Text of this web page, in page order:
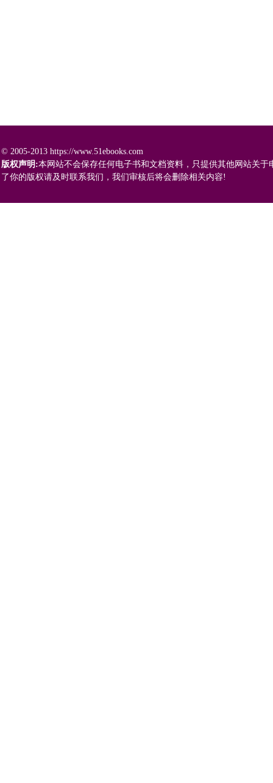
© 2005-2013 https://www.51ebooks.com
版权声明:本网站不会保存任何电子书和文档资料，只提供其他网站关
了你的版权请及时联系我们，我们审核后将会删除相关内容!